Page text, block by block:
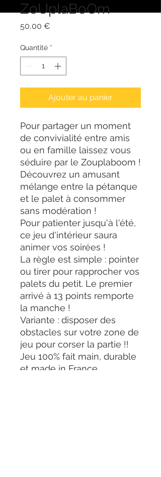
ZoUplaBoOm
50,00 €
Quantité *
Ajouter au panier
Pour partager un moment
de convivialité entre amis
ou en famille laissez vous
séduire par le Zouplaboom !
Découvrez un amusant
mélange entre la pétanque
et le palet à consommer
sans modération !
Pour patienter jusqu'à l'été,
ce jeu d'intérieur saura
animer vos soirées !
La règle est simple : pointer
ou tirer pour rapprocher vos
palets du petit. Le premier
arrivé à 13 points remporte
la manche !
Variante : disposer des
obstacles sur votre zone de
jeu pour corser la partie !!
Jeu 100% fait main, durable
et made in France.